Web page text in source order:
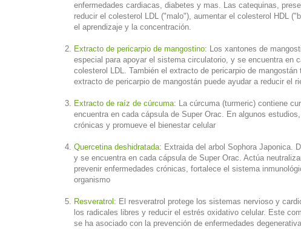
enfermedades cardiacas, diabetes y mas. Las catequinas,
reducir el colesterol LDL ("malo"), aumentar el colesterol HDL
el aprendizaje y la concentración.
Extracto de pericarpio de mangostino: Los xantones de
especial para apoyar el sistema circulatorio, y se encuentra en
colesterol LDL. También el extracto de pericarpio de
extracto de pericarpio de mangostán puede ayudar a reducir el
Extracto de raíz de cúrcuma: La cúrcuma (turmeric) contiene
encuentra en cada cápsula de Super Orac. En algunos
crónicas y promueve el bienestar celular
Quercetina deshidratada: Extraida del arbol Sophora Japonica.
y se encuentra en cada cápsula de Super Orac. Actúa
prevenir enfermedades crónicas, fortalece el sistema
organismo
Resveratrol : El resveratrol protege los sistemas nervioso y
los radicales libres y reducir el estrés oxidativo celular. Este
se ha asociado con la prevención de enfermedades